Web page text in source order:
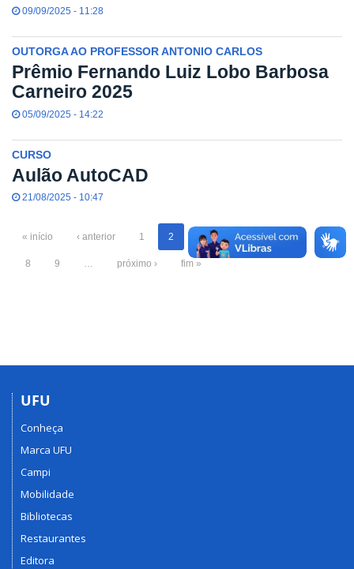
09/09/2025 - 11:28
OUTORGA AO PROFESSOR ANTONIO CARLOS
Prêmio Fernando Luiz Lobo Barbosa
Carneiro 2025
05/09/2025 - 14:22
CURSO
Aulão AutoCAD
21/08/2025 - 10:47
« início ‹ anterior 1 2 3 4 5 6
8 9 … próximo › fim »
UFU
Conheça
Marca UFU
Campi
Mobilidade
Bibliotecas
Restaurantes
Editora